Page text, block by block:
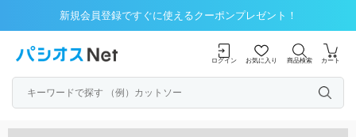
新規会員登録ですぐに使えるクーポンプレゼント！
ログイン お気に入り 商品検索 カート